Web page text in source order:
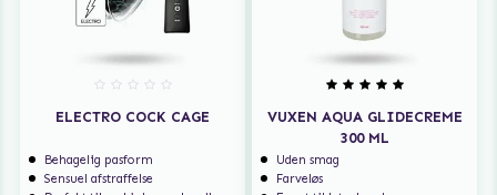
ELECTRO COCK CAGE
Behagelig pasform
Sensuel afstraffelse
VUXEN AQUA GLIDECREME
300 ML
Uden smag
Farveløs